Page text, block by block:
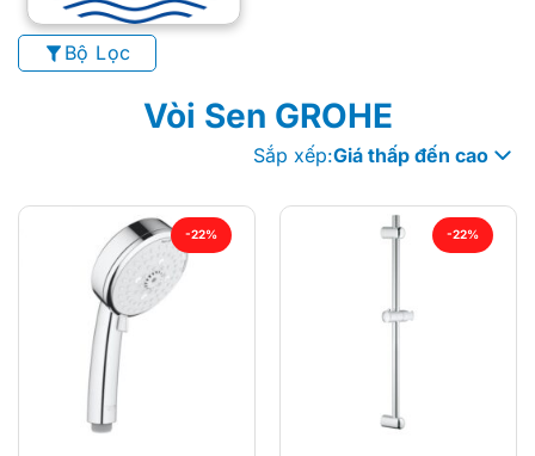
Bộ Lọc
Vòi Sen GROHE
Sắp xếp:Giá thấp đến cao
-22% -22%